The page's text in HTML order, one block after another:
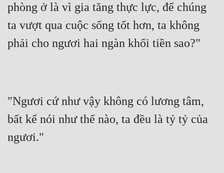
phòng ở là vì gia tăng thực lực, để chúng
ta vượt qua cuộc sống tốt hơn, ta không
phải cho ngươi hai ngàn khối tiền sao?"
"Ngươi cứ như vậy không có lương tâm,
bất kể nói như thế nào, ta đều là tỷ tỷ của
ngươi."